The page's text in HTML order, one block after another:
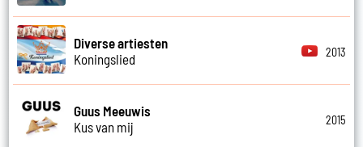
Diverse artiesten
Koningslied
2013
Guus Meeuwis
Kus van mij
2015